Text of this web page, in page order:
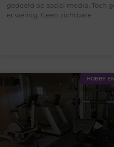
gedeeld op social media. Toch
er weinig. Geen zichtbare
HOBBY